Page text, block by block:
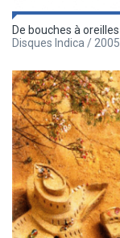
De bouches à oreilles
Disques Indica / 2005